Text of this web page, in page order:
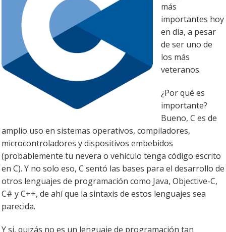
más
importantes hoy
en día, a pesar
de ser uno de
los más
veteranos.
¿Por qué es
importante?
Bueno, C es de
amplio uso en sistemas operativos, compiladores,
microcontroladores y dispositivos embebidos
(probablemente tu nevera o vehículo tenga código escrito
en C). Y no solo eso, C sentó las bases para el desarrollo de
otros lenguajes de programación como Java, Objective-C,
C# y C++, de ahí que la sintaxis de estos lenguajes sea
parecida.
Y si, quizás no es un lenguaje de programación tan